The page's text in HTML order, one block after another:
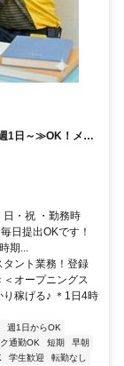
1日～≫OK！メリ
・祝 ・勤務時
日提出OKです！
期...
ント業務！登録
オープニングス
稼げる♪ ＊1日4時
週1日からOK
通勤OK 短期
早朝
学生歓迎
転勤なし